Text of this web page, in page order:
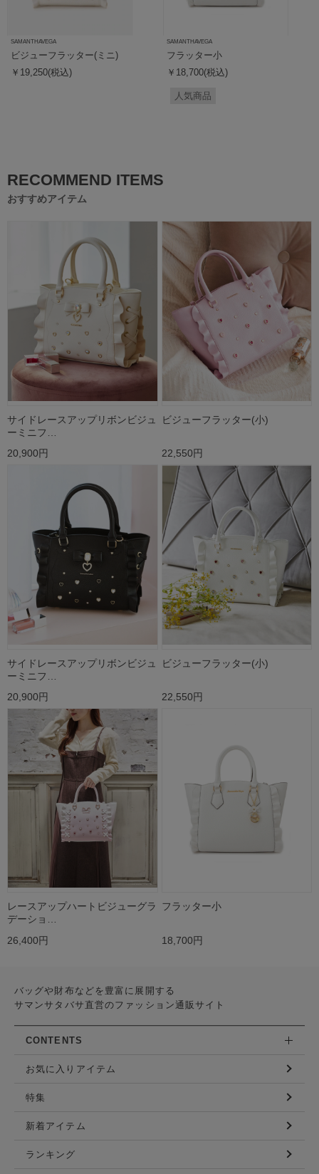
SAMANTHAVEGA
ビジューフラッター(ミニ)
￥19,250(税込)
SAMANTHAVEGA
フラッター小
￥18,700(税込)
人気商品
RECOMMEND ITEMS
おすすめアイテム
サイドレースアップリボンビジュ
ーミニフ…
20,900円
ビジューフラッター(小)
22,550円
サイドレースアップリボンビジュ
ーミニフ…
20,900円
ビジューフラッター(小)
22,550円
レースアップハートビジューグラ
デーショ…
26,400円
フラッター小
18,700円
バッグや財布などを豊富に展開する
サマンサタバサ直営のファッション通販サイト
CONTENTS
お気に入りアイテム
特集
新着アイテム
ランキング